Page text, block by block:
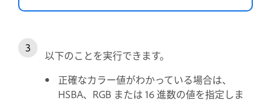
以下のことを実行できます。
正確なカラー値がわかっている場合は、
HSBA、RGB または 16 進数の値を指定しま